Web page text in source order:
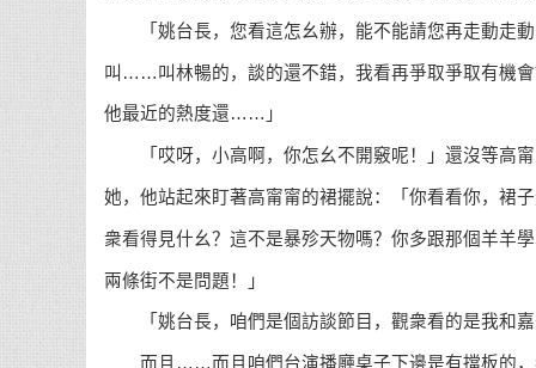
「姚台長，您看這怎幺辦，能不能請您再走動走
叫……叫林暢的，談的還不錯，我看再爭取爭取有機
他最近的熱度還……」
「哎呀，小高啊，你怎幺不開竅呢！」還沒等高甯
她，他站起來盯著高甯甯的裙擺說：「你看看你，裙
衆看得見什幺？這不是暴殄天物嗎？你多跟那個羊羊
兩條街不是問題！」
「姚台長，咱們是個訪談節目，觀衆看的是我和嘉
而且……而且咱們台演播廳桌子下邊是有擋板的，